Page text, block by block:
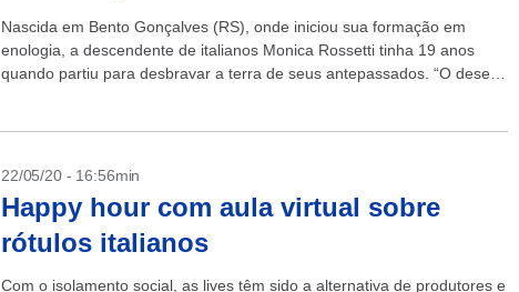
Nascida em Bento Gonçalves (RS), onde iniciou sua formação em
enologia, a descendente de italianos Monica Rossetti tinha 19 anos
quando partiu para desbravar a terra de seus antepassados. “O desejo
22/05/20 - 16:56min
Happy hour com aula virtual sobre
rótulos italianos
Com o isolamento social, as lives têm sido a alternativa de produtores e